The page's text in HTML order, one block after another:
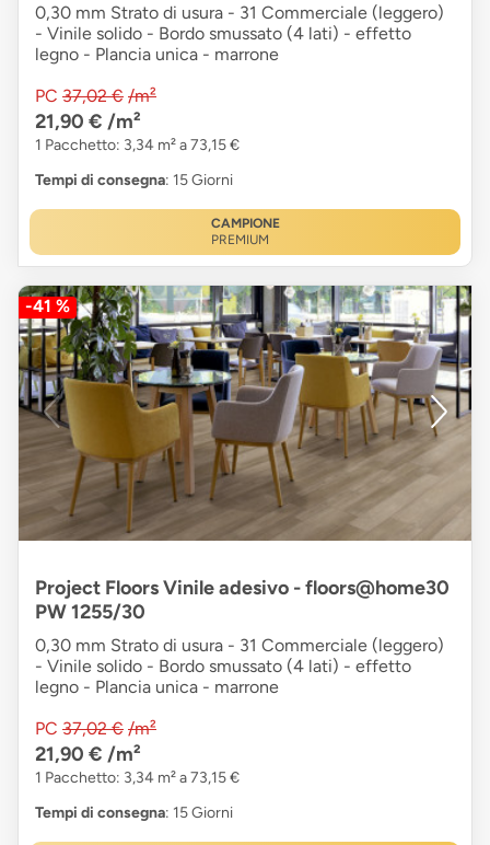
0,30 mm Strato di usura - 31 Commerciale (leggero)
- Vinile solido - Bordo smussato (4 lati) - effetto
legno - Plancia unica - marrone
PC 37,02 € /m²
21,90 € /m²
1 Pacchetto: 3,34 m² a 73,15 €
Tempi di consegna: 15 Giorni
CAMPIONE
PREMIUM
-41 %
Project Floors Vinile adesivo - floors@home30
PW 1255/30
0,30 mm Strato di usura - 31 Commerciale (leggero)
- Vinile solido - Bordo smussato (4 lati) - effetto
legno - Plancia unica - marrone
PC 37,02 € /m²
21,90 € /m²
1 Pacchetto: 3,34 m² a 73,15 €
Tempi di consegna: 15 Giorni